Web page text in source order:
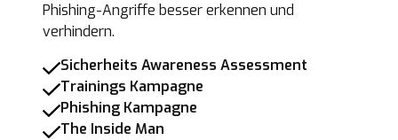
Phishing-Angriffe besser erkennen und
verhindern.
Sicherheits Awareness Assessment
Trainings Kampagne
Phishing Kampagne
The Inside Man